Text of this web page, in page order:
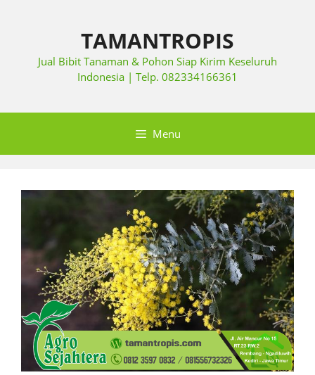
TAMANTROPIS
Jual Bibit Tanaman & Pohon Siap Kirim Keseluruh
Indonesia | Telp. 082334166361
Menu